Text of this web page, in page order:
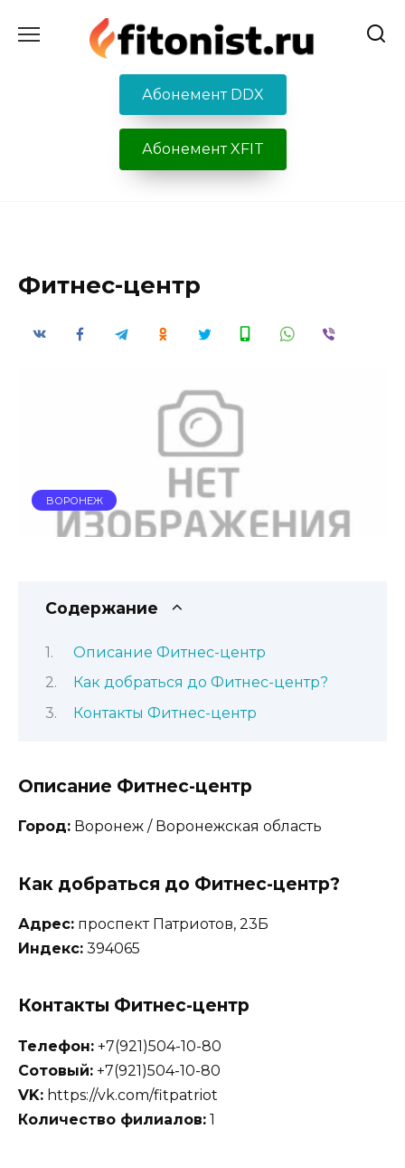
содержанию
Абонемент DDX
Абонемент XFIT
Фитнес-центр
ВОРОНЕЖ
Содержание
Описание Фитнес-центр
Как добраться до Фитнес-центр?
Контакты Фитнес-центр
Описание Фитнес-центр
Город: Воронеж / Воронежская область
Как добраться до Фитнес-центр?
Адрес: проспект Патриотов, 23Б
Индекс: 394065
Контакты Фитнес-центр
Телефон: +7(921)504-10-80
Сотовый: +7(921)504-10-80
VK: https://vk.com/fitpatriot
Количество филиалов: 1